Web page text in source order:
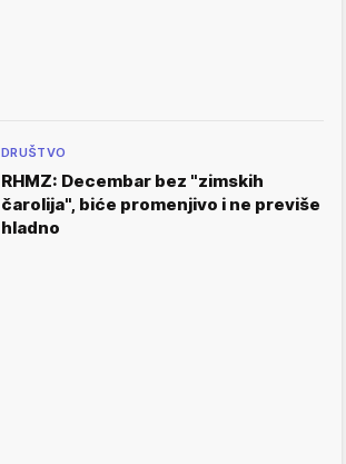
DRUŠTVO
RHMZ: Decembar bez "zimskih
čarolija", biće promenjivo i ne previše
hladno